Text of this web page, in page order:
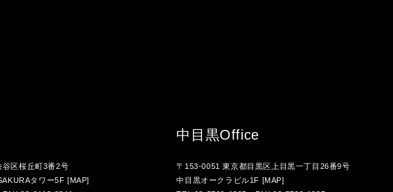
区桜丘町3番2号
タワー5F [MAP]
中目黒Office
〒153-0051 東京都目黒区上目黒一丁目26番9号
中目黒オークラビル1F [MAP]